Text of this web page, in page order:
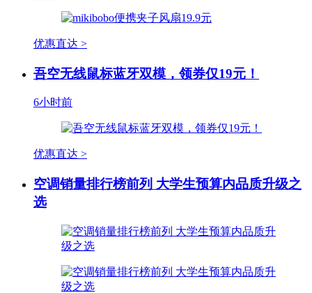
优惠直达 >
吾空无线鼠标蓝牙双模，领券仅19元！
6小时前
优惠直达 >
空调销量排行榜前列 大学生预算内品质升级之
选